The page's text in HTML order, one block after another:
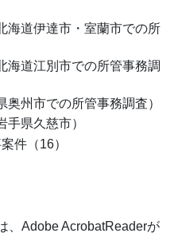
海道伊達市・室蘭市での所
海道江別市での所管事務調
州市での所管事務調査）
手県久慈市）
件（16）
、Adobe AcrobatReaderが